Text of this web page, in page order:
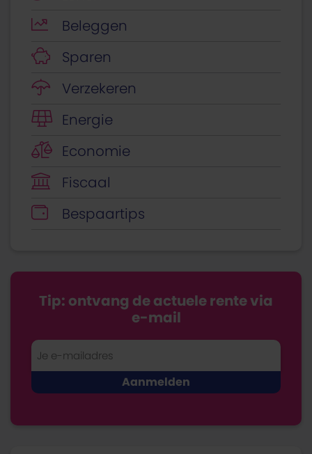
Beleggen
Sparen
Verzekeren
Energie
Economie
Fiscaal
Bespaartips
Tip: ontvang de actuele rente via
e-mail